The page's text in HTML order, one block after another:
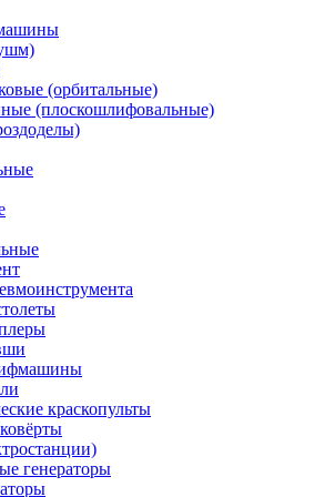
(орбитальные)
(плоскошлифовальные)
краскопульты
генераторы